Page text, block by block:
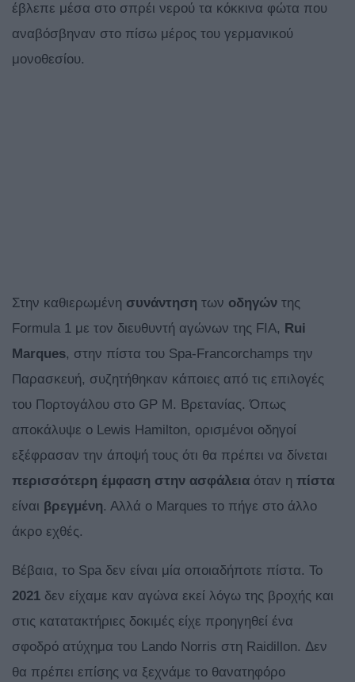
έβλεπε μέσα στο σπρέι νερού τα κόκκινα φώτα που
αναβόσβηναν στο πίσω μέρος του γερμανικού
μονοθεσίου.
Στην καθιερωμένη συνάντηση των οδηγών της
Formula 1 με τον διευθυντή αγώνων της FIA, Rui
Marques, στην πίστα του Spa-Francorchamps την
Παρασκευή, συζητήθηκαν κάποιες από τις επιλογές
του Πορτογάλου στο GP Μ. Βρετανίας. Όπως
αποκάλυψε ο Lewis Hamilton, ορισμένοι οδηγοί
εξέφρασαν την άποψή τους ότι θα πρέπει να δίνεται
περισσότερη έμφαση στην ασφάλεια όταν η πίστα
είναι βρεγμένη. Αλλά ο Marques το πήγε στο άλλο
άκρο εχθές.
Βέβαια, το Spa δεν είναι μία οποιαδήποτε πίστα. To
2021 δεν είχαμε καν αγώνα εκεί λόγω της βροχής και
στις κατατακτήριες δοκιμές είχε προηγηθεί ένα
σφοδρό ατύχημα του Lando Norris στη Raidillon. Δεν
θα πρέπει επίσης να ξεχνάμε το θανατηφόρο